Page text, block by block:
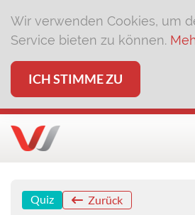
Wir verwenden Cookies, um
Service bieten zu können.
ICH STIMME ZU
Quiz Zurück